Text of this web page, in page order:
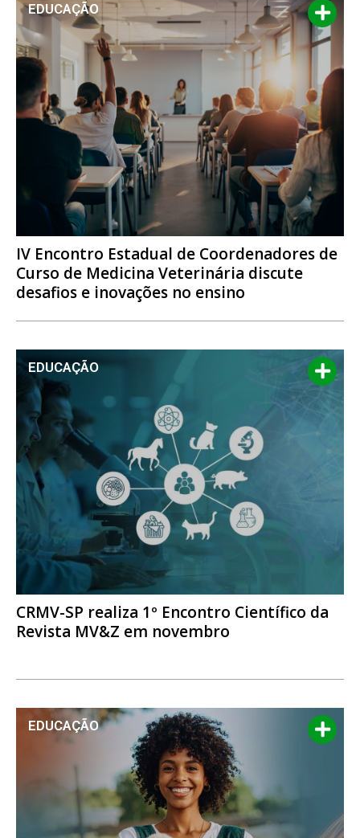
EDUCAÇÃO
IV Encontro Estadual de Coordenadores de
Curso de Medicina Veterinária discute
desafios e inovações no ensino
EDUCAÇÃO
CRMV-SP realiza 1º Encontro Científico da
Revista MV&Z em novembro
EDUCAÇÃO